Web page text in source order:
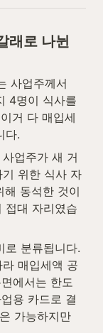
래로 나뉜
사업주께서
4명이 식사를
거 다 매입세
다.
업주가 새 거
위한 식사 자
동석한 것이
접대 자리였습
로 분류됩니다.
매입세액 공
에서는 한도
용 카드로 결
가능하지만